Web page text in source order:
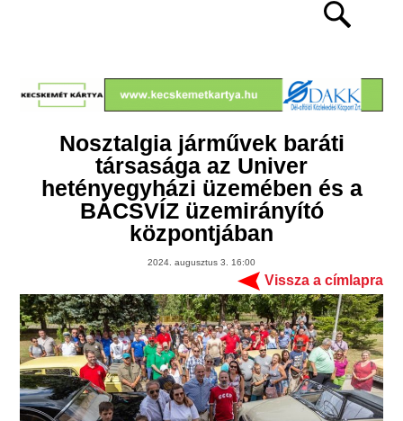
Nosztalgia járművek baráti
társasága az Univer
hetényegyházi üzemében és a
BÁCSVÍZ üzemirányító
központjában
2024. augusztus 3. 16:00
Vissza a címlapra